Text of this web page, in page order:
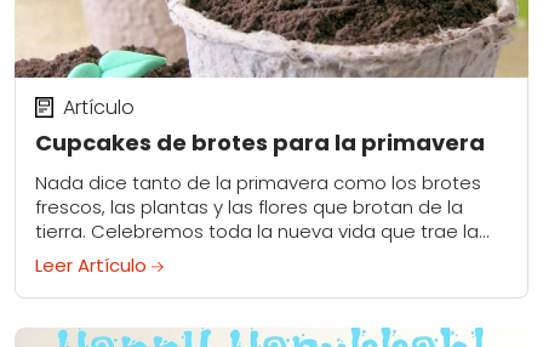
Cupcakes de brotes para la primavera
Artículo
Nada dice tanto de la primavera como los brotes
frescos, las plantas y las flores que brotan de la
tierra. Celebremos toda la nueva vida que trae la
primavera con...
Leer Artículo